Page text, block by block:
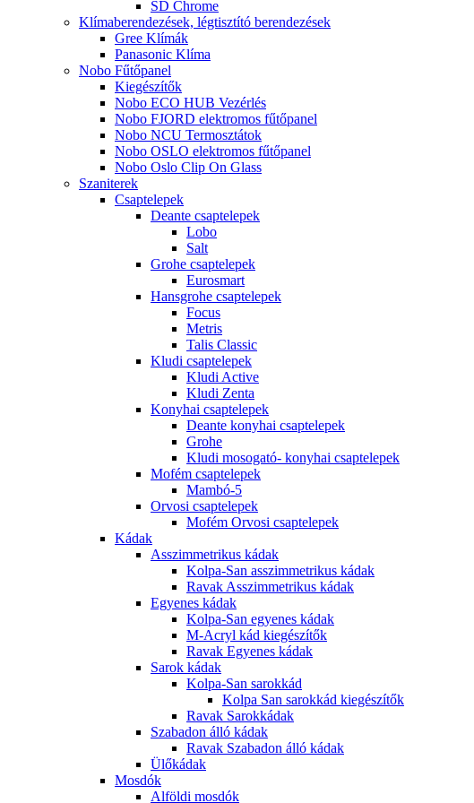
SD Chrome
Klímaberendezések, légtisztító berendezések
Gree Klímák
Panasonic Klíma
Nobo Fűtőpanel
Kiegészítők
Nobo ECO HUB Vezérlés
Nobo FJORD elektromos fűtőpanel
Nobo NCU Termosztátok
Nobo OSLO elektromos fűtőpanel
Nobo Oslo Clip On Glass
Szaniterek
Csaptelepek
Deante csaptelepek
Lobo
Salt
Grohe csaptelepek
Eurosmart
Hansgrohe csaptelepek
Focus
Metris
Talis Classic
Kludi csaptelepek
Kludi Active
Kludi Zenta
Konyhai csaptelepek
Deante konyhai csaptelepek
Grohe
Kludi mosogató- konyhai csaptelepek
Mofém csaptelepek
Mambó-5
Orvosi csaptelepek
Mofém Orvosi csaptelepek
Kádak
Asszimmetrikus kádak
Kolpa-San asszimmetrikus kádak
Ravak Asszimmetrikus kádak
Egyenes kádak
Kolpa-San egyenes kádak
M-Acryl kád kiegészítők
Ravak Egyenes kádak
Sarok kádak
Kolpa-San sarokkád
Kolpa San sarokkád kiegészítők
Ravak Sarokkádak
Szabadon álló kádak
Ravak Szabadon álló kádak
Ülőkádak
Mosdók
Alföldi mosdók